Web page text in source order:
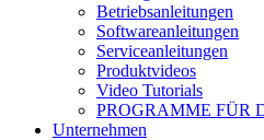
Betriebsanleitungen
Softwareanleitungen
Serviceanleitungen
Produktvideos
Video Tutorials
PROGRAMME FÜR
Unternehmen